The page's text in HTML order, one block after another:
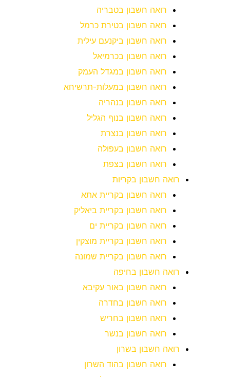
רואה חשבון בטבריה
רואה חשבון בטירת כרמל
רואה חשבון ביקנעם עילית
רואה חשבון בכרמיאל
רואה חשבון במגדל העמק
רואה חשבון במעלות-תרשיחא
רואה חשבון בנהריה
רואה חשבון בנוף הגליל
רואה חשבון בנצרת
רואה חשבון בעפולה
רואה חשבון בצפת
רואה חשבון בקריות
רואה חשבון בקריית אתא
רואה חשבון בקריית ביאליק
רואה חשבון בקריית ים
רואה חשבון בקריית מוצקין
רואה חשבון בקריית שמונה
רואה חשבון בחיפה
רואה חשבון באור עקיבא
רואה חשבון בחדרה
רואה חשבון בחריש
רואה חשבון בנשר
רואה חשבון בשרון
רואה חשבון בהוד השרון